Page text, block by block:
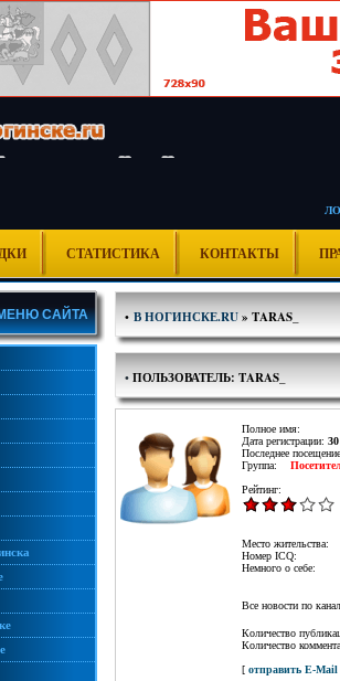
СТАТИСТИКА КОНТАКТЫ
САЙТА • В НОГИНСКЕ.RU» TARAS_
• ПОЛЬЗОВАТЕЛЬ: TARAS_
Полное имя:
Дата регистрации:
Последнее
Группа:
Рейтинг:
Место жительства:
Номер ICQ:
Немного о себе:
Все новости по
Количество
Количество
[ отправить E-Mail